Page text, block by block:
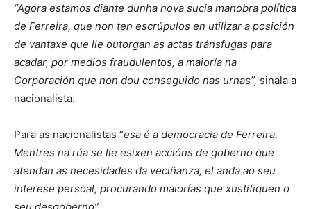
“Agora estamos diante dunha nova sucia manobra política
de Ferreira, que non ten escrúpulos en utilizar a posición
de vantaxe que lle outorgan as actas tránsfugas para
acadar, por medios fraudulentos, a maioría na
Corporación que non dou conseguido nas urnas”, sinala a
nacionalista.
Para as nacionalistas “esa é a democracia de Ferreira.
Mentres na rúa se lle esixen accións de goberno que
atendan as necesidades da veciñanza, el anda ao seu
interese persoal, procurando maiorías que xustifiquen o